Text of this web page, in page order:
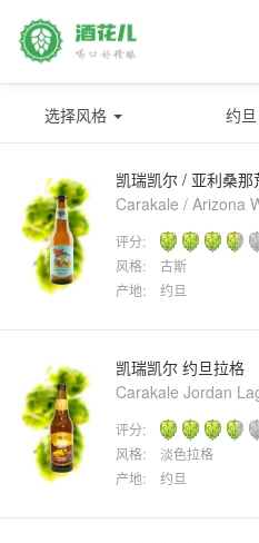
选择风格 约旦
凯瑞凯尔 / 亚利桑
Carakale / Arizona
评分:
风格:
古斯
产地:
约旦
凯瑞凯尔 约旦拉格
Carakale Jordan
评分:
风格:
淡色拉格
产地:
约旦